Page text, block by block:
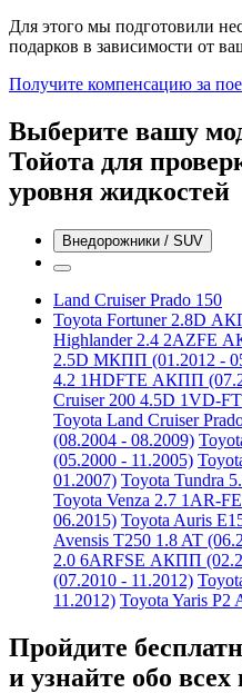
Для этого мы подготовили
подарков в зависимости от
Получите компенсацию за
Выберите вашу
Тойота для
уровня жидкостей
Внедорожники / SUV
Land Cruiser Prado 150
Toyota Fortuner 2.8D
Highlander 2.4 2AZFE
2.5D МКПП (01.2012 -
4.2 1HDFTE АКПП
Cruiser 200 4.5D 1VD-
Toyota Land Cruiser
(08.2004 - 08.2009)
(05.2000 - 11.2005)
01.2007) Toyota Tundra
Toyota Venza 2.7 1AR-
06.2015) Toyota Auris
Avensis T250 1.8 AT
2.0 6ARFSE АКПП
(07.2010 - 11.2012)
11.2012) Toyota Yaris P2
Пройдите
и узнайте обо